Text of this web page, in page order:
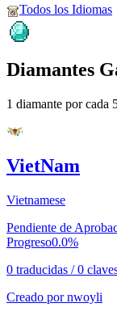
Todos los Idiomas
Diamantes
1 diamante por cada
VietNam
Vietnamese
Pendiente de
Progreso0.0%
0 traducidas /0
Creado por nwoyli